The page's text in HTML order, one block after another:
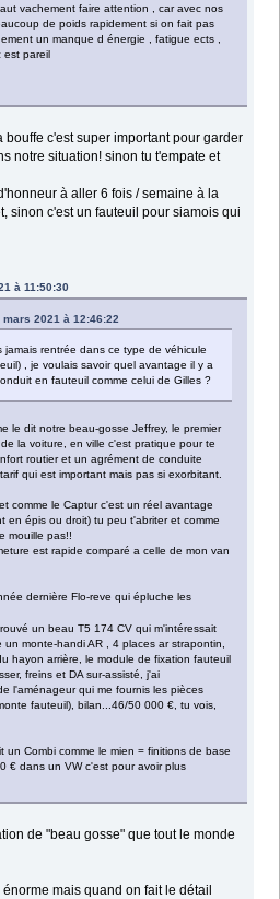
vachement faire attention , car avec nos
de poids rapidement si on fait pas
un manque d énergie , fatigue ects ,
est pareil
bouffe c'est super important pour garder
notre situation! sinon tu t'empate et
à aller 6 fois / semaine à la
sinon c'est un fauteuil pour siamois qui
à 11:50:30
2021 à 12:46:22
rentrée dans ce type de véhicule
, je voulais savoir quel avantage il y a
en fauteuil comme celui de Gilles ?
le dit notre beau-gosse Jeffrey, le premier
la voiture, en ville c'est pratique pour te
routier et un agrément de conduite
qui est important mais pas si exorbitant.
comme le Captur c'est un réel avantage
en épis ou droit) tu peu t'abriter et comme
mouille pas!!
est rapide comparé a celle de mon van
dernière Flo-reve qui épluche les
un beau T5 174 CV qui m'intéressait
monte-handi AR , 4 places ar strapontin,
hayon arrière, le module de fixation fauteuil
freins et DA sur-assisté, j'ai
l'aménageur qui me fournis les pièces
fauteuil), bilan...46/50 000 €, tu vois,
un Combi comme le mien = finitions de base
€ dans un VW c'est pour avoir plus
de "beau gosse" que tout le monde
mais quand on fait le détail